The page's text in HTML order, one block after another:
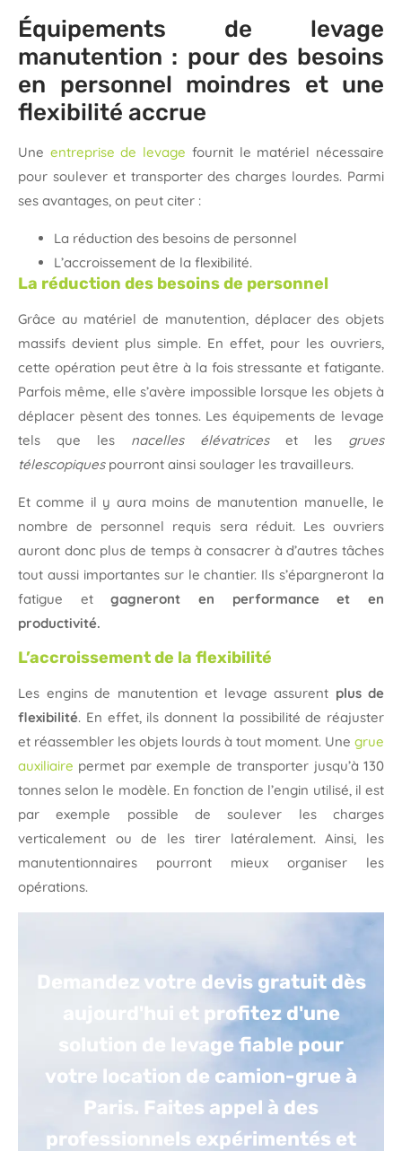
Équipements de levage
manutention : pour des besoins
en personnel moindres et une
flexibilité accrue
Une entreprise de levage fournit le matériel nécessaire
pour soulever et transporter des charges lourdes. Parmi
ses avantages, on peut citer :
La réduction des besoins de personnel
L’accroissement de la flexibilité.
La réduction des besoins de personnel
Grâce au matériel de manutention, déplacer des objets
massifs devient plus simple. En effet, pour les ouvriers,
cette opération peut être à la fois stressante et fatigante.
Parfois même, elle s’avère impossible lorsque les objets à
déplacer pèsent des tonnes. Les équipements de levage
tels que les nacelles élévatriceset les grues
télescopiquespourront ainsi soulager les travailleurs.
Et comme il y aura moins de manutention manuelle, le
nombre de personnel requis sera réduit. Les ouvriers
auront donc plus de temps à consacrer à d’autres tâches
tout aussi importantes sur le chantier. Ils s’épargneront la
fatigue etgagneront en performance et en
productivité.
L’accroissement de la flexibilité
Les engins de manutention et levage assurent plus de
flexibilité. En effet, ils donnent la possibilité de réajuster
et réassembler les objets lourds à tout moment. Une grue
auxiliaire permet par exemple de transporter jusqu’à 130
tonnes selon le modèle. En fonction de l’engin utilisé, il est
par exemple possible de soulever les charges
verticalement ou de les tirer latéralement. Ainsi, les
manutentionnaires pourront mieux organiser les
opérations.
Demandez votre devis gratuit dès
aujourd'hui et profitez d'une
solution de levage fiable pour
votre location de camion-grue à
Paris. Faites appel à des
professionnels expérimentés et